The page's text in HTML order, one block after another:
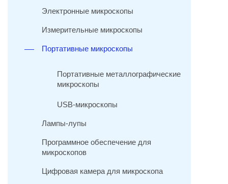
Электронные микроскопы
Измерительные микроскопы
Портативные микроскопы
Портативные металлографические
микроскопы
USB-микроскопы
Лампы-лупы
Программное обеспечение для
микроскопов
Цифровая камера для микроскопа